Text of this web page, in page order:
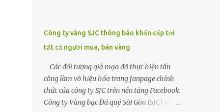
Công ty vàng SJC thông báo khẩn cấp tới
tất cả người mua, bán vàng
Các đối tượng giả mạo đã thực hiện tấn
công làm vô hiệu hóa trang fanpage chính
thức của công ty SJC trên nền tảng Facebook.
Công ty Vàng bạc Đá quý Sài Gòn (SJC) vừa